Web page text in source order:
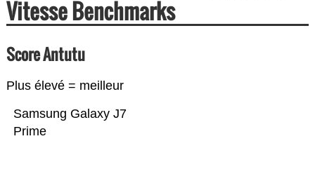
Vitesse Benchmarks
Score Antutu
Plus élevé = meilleur
Samsung Galaxy J7
Prime